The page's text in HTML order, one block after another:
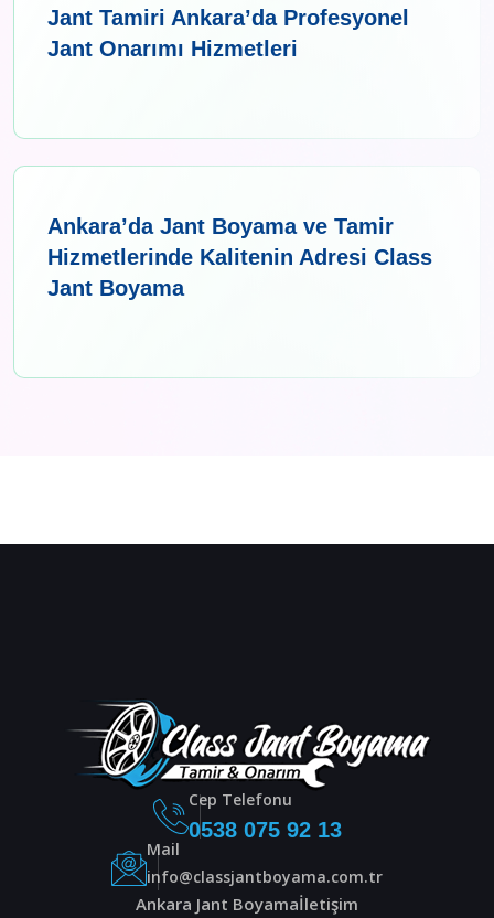
Jant Tamiri Ankara’da Profesyonel
Jant Onarımı Hizmetleri
Ankara’da Jant Boyama ve Tamir
Hizmetlerinde Kalitenin Adresi Class
Jant Boyama
Cep Telefonu
0538 075 92 13
Mail
info@classjantboyama.com.tr
Ankara Jant Boyamaİletişim